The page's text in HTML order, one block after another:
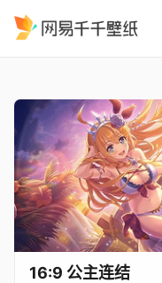
16:9 公主连结